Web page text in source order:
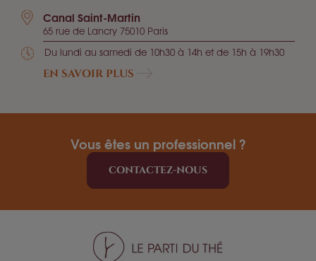
Canal Saint-Martin
65 rue de Lancry 75010 Paris
Du lundi au samedi de 10h30 à 14h et de 15h à 19h30
EN SAVOIR PLUS
Vous êtes un professionnel ?
CONTACTEZ-NOUS